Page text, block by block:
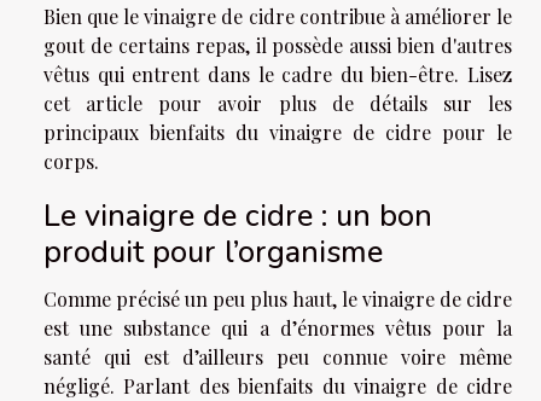
Bien que le vinaigre de cidre contribue à améliorer le
gout de certains repas, il possède aussi bien d'autres
vêtus qui entrent dans le cadre du bien-être. Lisez
cet article pour avoir plus de détails sur les
principaux bienfaits du vinaigre de cidre pour le
corps.
Le vinaigre de cidre : un bon
produit pour l’organisme
Comme précisé un peu plus haut, le vinaigre de cidre
est une substance qui a d’énormes vêtus pour la
santé qui est d’ailleurs peu connue voire même
négligé. Parlant des bienfaits du vinaigre de cidre